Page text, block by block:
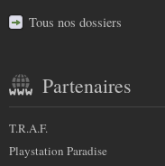
Tous nos dossiers
Partenaires
T.R.A.F.
Playstation Paradise